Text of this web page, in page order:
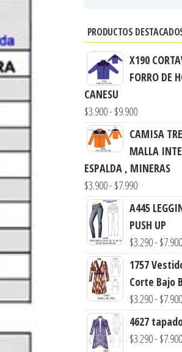
PRODUCTOS
X190
FORRO DE
CANESU
$3.900- $9.900Rango
de
precios:
desde
$3.900
$9.900
CAMISA
MALLA
ESPALDA , MINERAS
$3.900- $7.990Rango
de
precios:
desde
hasta
$7.990
A445
PUSH UP
$3.290- $7.900
1757
Corte Bajo
$3.290- $7.900
4627
$3.290- $7.900